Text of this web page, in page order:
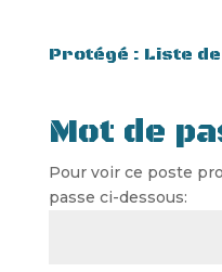
Protégé : Liste
Mot de
Pour voir ce poste
passe ci-dessous: